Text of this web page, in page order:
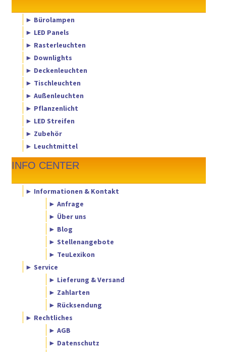
► Bürolampen
► LED Panels
► Rasterleuchten
► Downlights
► Deckenleuchten
► Tischleuchten
► Außenleuchten
► Pflanzenlicht
► LED Streifen
► Zubehör
► Leuchtmittel
INFO CENTER
► Informationen & Kontakt
► Anfrage
► Über uns
► Blog
► Stellenangebote
► TeuLexikon
► Service
► Lieferung & Versand
► Zahlarten
► Rücksendung
► Rechtliches
► AGB
► Datenschutz